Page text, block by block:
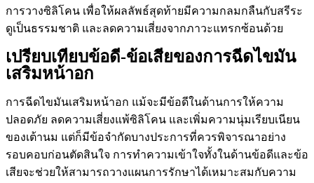
การวางซิลิโคน เพื่อให้ผลลัพธ์สุดท้ายมีความกลมกลืนกับสรีระ
ดูเป็นธรรมชาติ และลดความเสี่ยงจากภาวะแทรกซ้อนด้วย
เปรียบเทียบข้อดี-ข้อเสียของการฉีดไขมัน
เสริมหน้าอก​
การฉีดไขมันเสริมหน้าอก แม้จะมีข้อดีในด้านการให้ความ
ปลอดภัย ลดความเสี่ยงแพ้ซิลิโคน และเพิ่มความนุ่มเรียบเนียน
ของเต้านม แต่ก็มีข้อจำกัดบางประการที่ควรพิจารณาอย่าง
รอบคอบก่อนตัดสินใจ การทำความเข้าใจทั้งในด้านข้อดีและข้อ
เสียจะช่วยให้สามารถวางแผนการรักษาได้เหมาะสมกับความ